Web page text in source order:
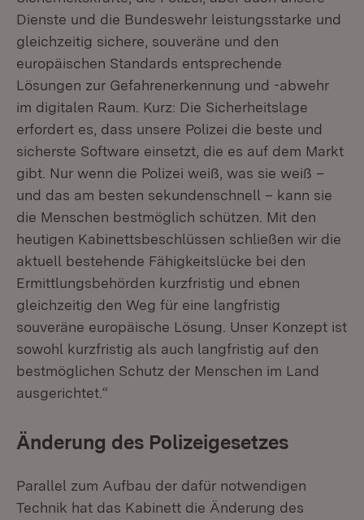
Dienste und die Bundeswehr leistungsstarke und
gleichzeitig sichere, souveräne und den
europäischen Standards entsprechende
Lösungen zur Gefahrenerkennung und -abwehr
im digitalen Raum. Kurz: Die Sicherheitslage
erfordert es, dass unsere Polizei die beste und
sicherste Software einsetzt, die es auf dem Markt
gibt. Nur wenn die Polizei weiß, was sie weiß –
und das am besten sekundenschnell – kann sie
die Menschen bestmöglich schützen. Mit den
heutigen Kabinettsbeschlüssen schließen wir die
aktuell bestehende Fähigkeitslücke bei den
Ermittlungsbehörden kurzfristig und ebnen
gleichzeitig den Weg für eine langfristig
souveräne europäische Lösung. Unser Konzept ist
sowohl kurzfristig als auch langfristig auf den
bestmöglichen Schutz der Menschen im Land
ausgerichtet.“
Änderung des Polizeigesetzes
Parallel zum Aufbau der dafür notwendigen
Technik hat das Kabinett die Änderung des